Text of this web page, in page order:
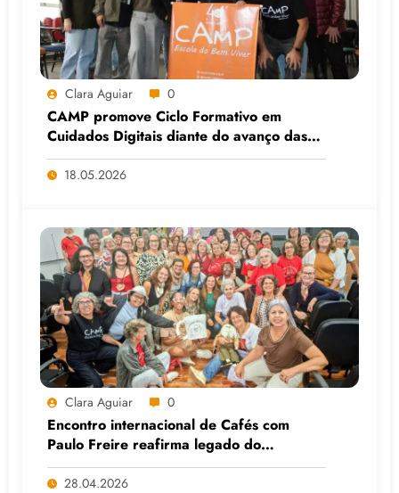
Clara Aguiar 0
CAMP promove Ciclo Formativo em
Cuidados Digitais diante do avanço das
Big Techs e da IA
18.05.2026
Clara Aguiar 0
Encontro internacional de Cafés com
Paulo Freire reafirma legado do
educador popular
28.04.2026